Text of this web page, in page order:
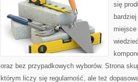
się
oraz bez przypadkowych wyborów. Strona
którym liczy się regularność, ale też